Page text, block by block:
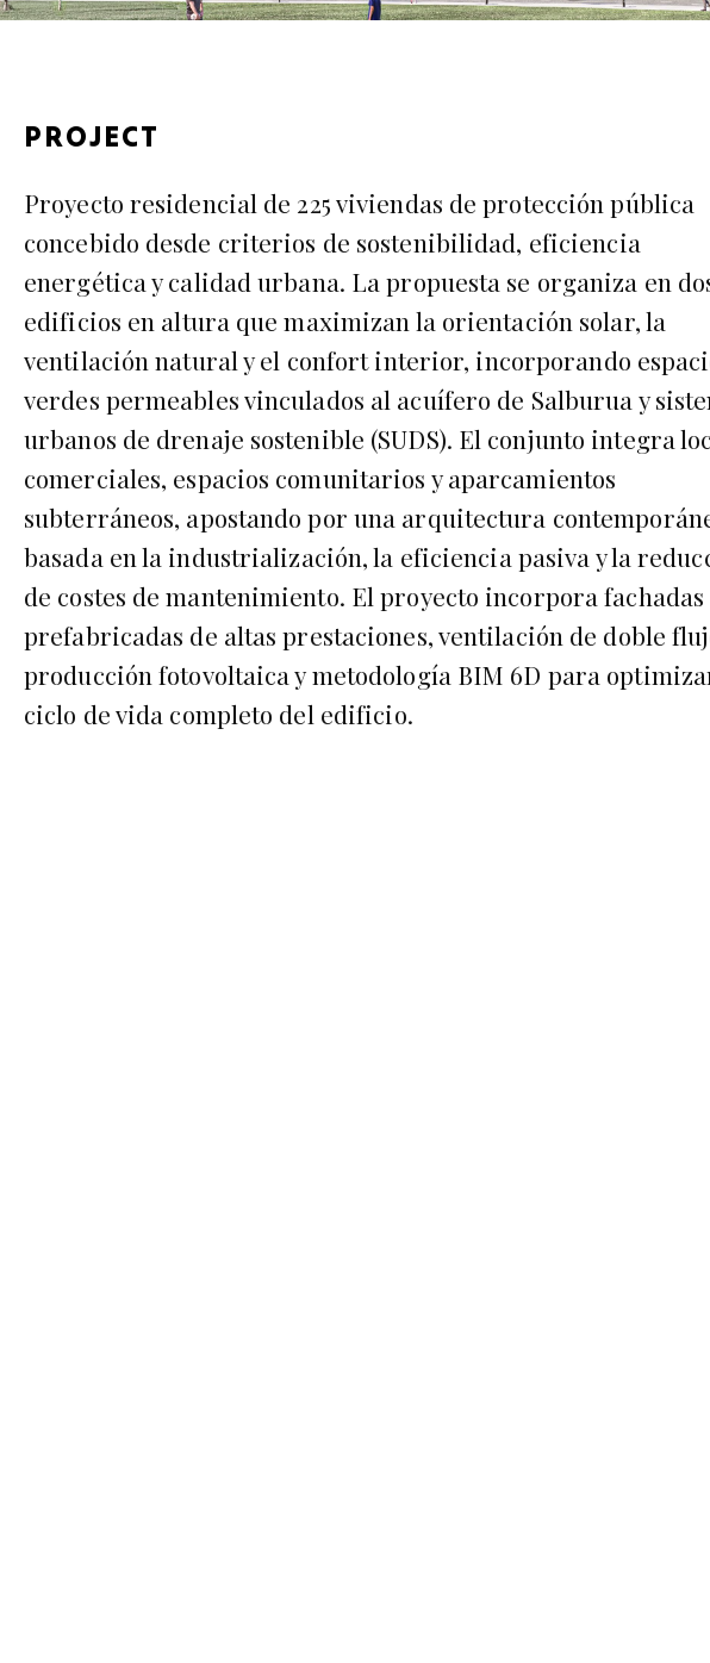
PROJECT
Proyecto residencial de 225 viviendas de protección pública
concebido desde criterios de sostenibilidad, eficiencia
energética y calidad urbana. La propuesta se organiza en
edificios en altura que maximizan la orientación solar, la
ventilación natural y el confort interior, incorporando
verdes permeables vinculados al acuífero de Salburua y
urbanos de drenaje sostenible (SUDS). El conjunto integra
comerciales, espacios comunitarios y aparcamientos
subterráneos, apostando por una arquitectura
basada en la industrialización, la eficiencia pasiva y la
de costes de mantenimiento. El proyecto incorpora fachadas
prefabricadas de altas prestaciones, ventilación de doble
producción fotovoltaica y metodología BIM 6D para
ciclo de vida completo del edificio.